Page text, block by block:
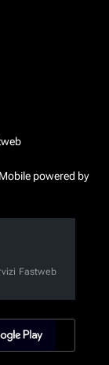
powered by
Fastweb